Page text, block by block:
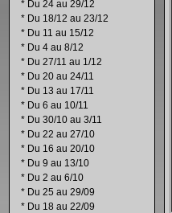
* Du 24 au 29/12
* Du 18/12 au 23/12
* Du 11 au 15/12
* Du 4 au 8/12
* Du 27/11 au 1/12
* Du 20 au 24/11
* Du 13 au 17/11
* Du 6 au 10/11
* Du 30/10 au 3/11
* Du 22 au 27/10
* Du 16 au 20/10
* Du 9 au 13/10
* Du 2 au 6/10
* Du 25 au 29/09
* Du 18 au 22/09